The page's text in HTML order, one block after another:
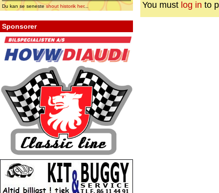
Du kan se senesteshout historik her...
Sponsorer
You must log in to